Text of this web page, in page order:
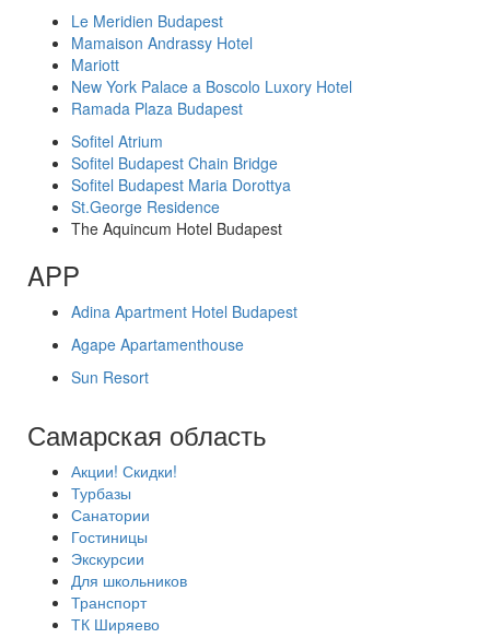
Le Meridien Budapest
Mamaison Andrassy Hotel
Mariott
New York Palace a Boscolo Luxory Hotel
Ramada Plaza Budapest
Sofitel Atrium
Sofitel Budapest Chain Bridge
Sofitel Budapest Maria Dorottya
St.George Residence
The Aquincum Hotel Budapest
APP
Adina Apartment Hotel Budapest
Agape Apartamenthouse
Sun Resort
Самарская область
Акции! Скидки!
Турбазы
Санатории
Гостиницы
Экскурсии
Для школьников
Транспорт
ТК Ширяево